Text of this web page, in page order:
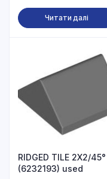
Читати далі
RIDGED TILE 2X2/45°
(6232193) used